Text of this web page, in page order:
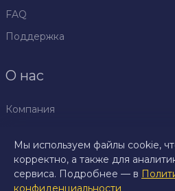
FAQ
Поддержка
О нас
Компания
конфиденциальности
Правила
Мы используем файлы cookie,
корректно, а также для
сервиса. Подробнее — в
конфиденциальности